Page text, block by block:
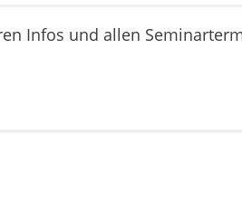
Infos und allen